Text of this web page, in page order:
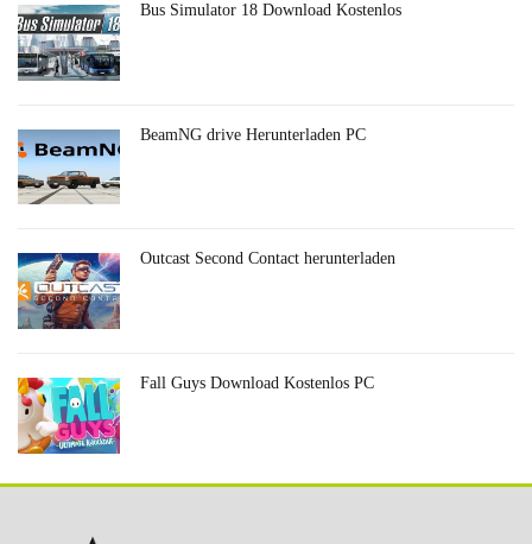
Bus Simulator 18 Download Kostenlos
BeamNG drive Herunterladen PC
Outcast Second Contact herunterladen
Fall Guys Download Kostenlos PC